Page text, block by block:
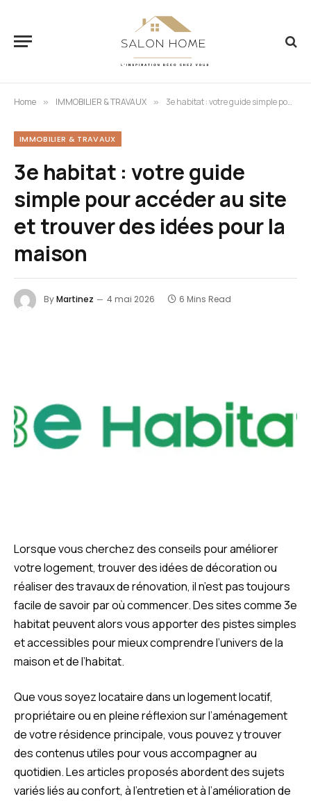
Home » IMMOBILIER & TRAVAUX » 3e habitat : votre guide simple pour accéder au site et trouver des idées pour la maison
IMMOBILIER & TRAVAUX
3e habitat : votre guide
simple pour accéder au site
et trouver des idées pour la
maison
ByMartinez 4 mai 2026 6 Mins Read
Lorsque vous cherchez des conseils pour améliorer
votre logement, trouver des idées de décoration ou
réaliser des travaux de rénovation, il n’est pas toujours
facile de savoir par où commencer. Des sites comme 3e
habitat peuvent alors vous apporter des pistes simples
et accessibles pour mieux comprendre l’univers de la
maison et de l’habitat.
Que vous soyez locataire dans un logement locatif,
propriétaire ou en pleine réflexion sur l’aménagement
de votre résidence principale, vous pouvez y trouver
des contenus utiles pour vous accompagner au
quotidien. Les articles proposés abordent des sujets
variés liés au confort, à l’entretien et à l’amélioration de